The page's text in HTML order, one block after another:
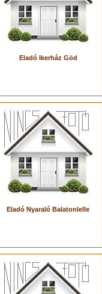
Eladó Ikerház Göd
Eladó Nyaraló Balatonlelle